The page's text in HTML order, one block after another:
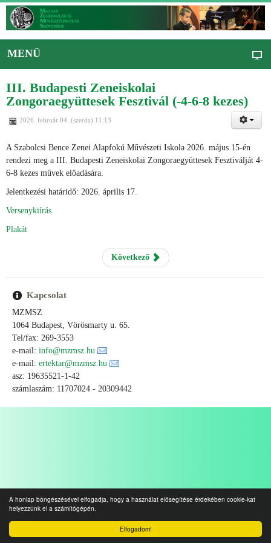
Elfogadom!
A honlap böngészésével elfogadja, hogy a használat elősegítése érdekében cookie-kat
helyezzünk el a számítógépén.
MENÜ
III. Budapesti Zeneiskolai
Zongoraegyüttesek Fesztivál (-4-6-8 kezes)
2026. február 04. (szerda) 11:13
A Szabolcsi Bence Zenei Alapfokú Művészeti Iskola 2026. május 15-én
rendezi meg a III. Budapesti Zeneiskolai Zongoraegyüttesek Fesztiválját 4-
6-8 kezes művek előadására.
Jelentkezési határidő: 2026. április 17.
Versenykiírás
Plakát
Következő
Kapcsolat
MZMSZ
1064 Budapest, Vörösmarty u. 65.
Tel/fax: 269-3553
e-mail: info@mzmsz.hu
e-mail: ertektar@mzmsz.hu
asz: 19635521-1-42
számlaszám: 11707024 - 20309442